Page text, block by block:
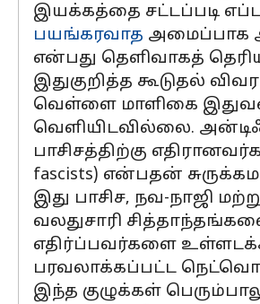
இயக்கத்தை சட்டப்படி
பயங்கரவாத அமைப்பாக
என்பது தெளிவாகத்
இதுகுறித்த கூடுதல்
வெள்ளை மாளிகை
வெளியிடவில்லை.
பாசிசத்திற்கு
fascists) என்பதன்
இது பாசிச, நவ-நாஜி
வலதுசாரி
எதிர்ப்பவர்களை
பரவலாக்கப்பட்ட
இந்த குழுக்கள்